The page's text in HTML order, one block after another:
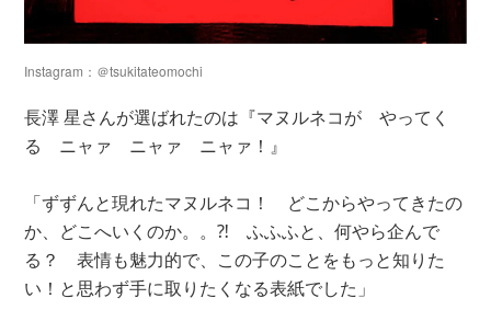
Instagram：＠tsukitateomochi
長澤 星さんが選ばれたのは『マヌルネコが やってく
る ニャァ ニャァ ニャァ！』
「ずずんと現れたマヌルネコ！ どこからやってきたの
か、どこへいくのか。。⁈ ふふふと、何やら企んで
る？ 表情も魅力的で、この子のことをもっと知りた
い！と思わず手に取りたくなる表紙でした」